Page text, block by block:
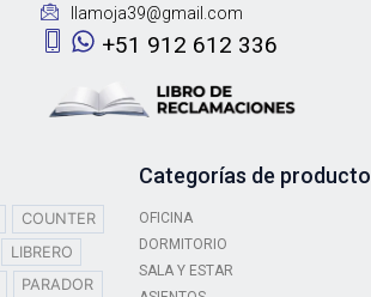
llamoja39@gmail.com
+51 912 612 336
COUNTER
LIBRERO
PARADOR
Categorías de producto
OFICINA
DORMITORIO
SALA Y ESTAR